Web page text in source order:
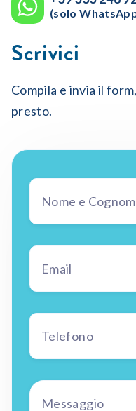
(solo
Scrivici
Compila e invia il
presto.